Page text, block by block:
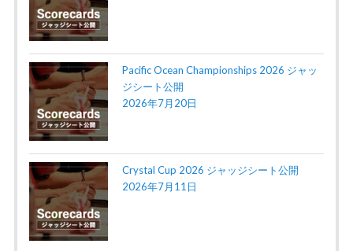
Pacific Ocean Championships 2026 ジャッ
ジシート公開
2026年7月20日
Crystal Cup 2026 ジャッジシート公開
2026年7月11日